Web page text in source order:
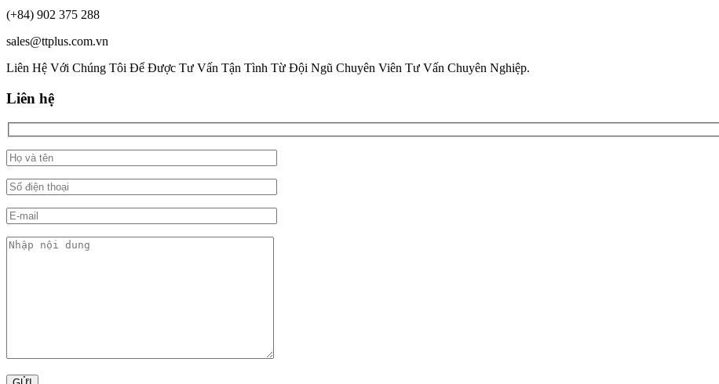
(+84) 902 375 288
sales@ttplus.com.vn
Liên Hệ Với Chúng Tôi Để Được Tư Vấn Tận Tình Từ Đội Ngũ Chuyên Viên Tư Vấn Chuyên Nghiệp.
Liên hệ